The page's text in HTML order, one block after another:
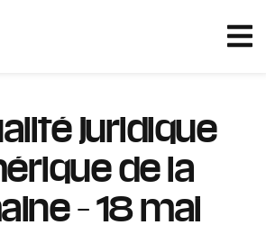
juridique
de la
– 18 mai